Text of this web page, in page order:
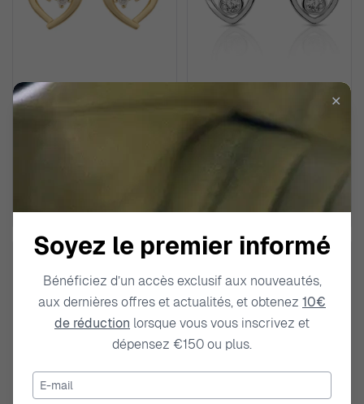
ORPHELIA
'Mila' Femmes Argent Puce
49,00 €
✕
Soyez le premier informé
Bénéficiez d’un accès exclusif aux nouveautés,
aux dernières offres et actualités, et obtenez 10€
de réduction lorsque vous vous inscrivez et
dépensez €150 ou plus.
E-mail